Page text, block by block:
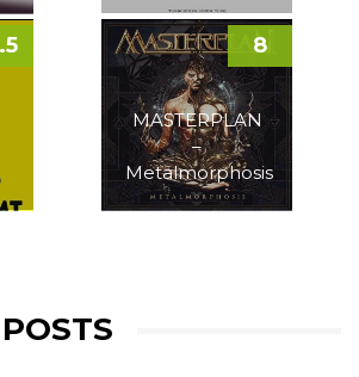
MASTERPLAN
–
Metalmorphosis
8